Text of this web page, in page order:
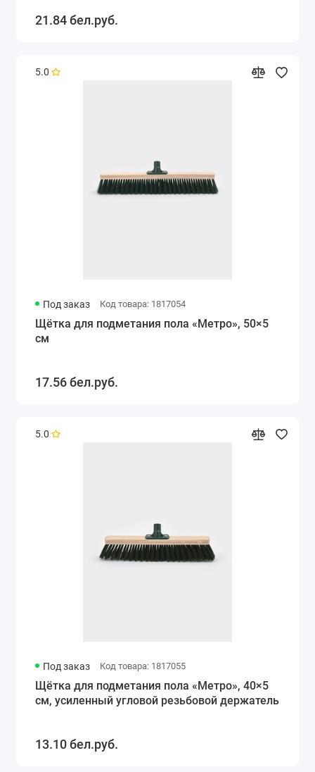
21.84 бел.руб.
5.0
Под заказ Код товара: 1817054
Щётка для подметания пола «Метро», 50×5
см
17.56 бел.руб.
5.0
Под заказ Код товара: 1817055
Щётка для подметания пола «Метро», 40×5
см, усиленный угловой резьбовой держатель
13.10 бел.руб.